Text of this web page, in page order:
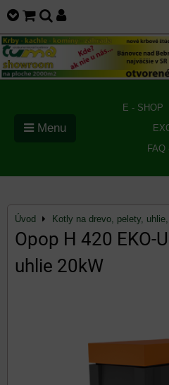
E - SHOP
Menu
Úvod Kotly na drevo, pelety,
Opop H 420 EKO-
uhlie 20kW